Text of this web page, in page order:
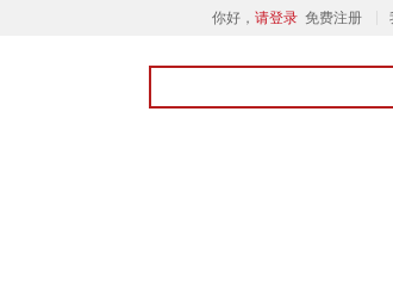
你好， 请登录 免费注册